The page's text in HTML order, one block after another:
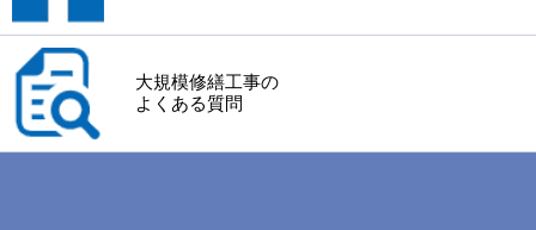
大規模修繕工事の
よくある質問